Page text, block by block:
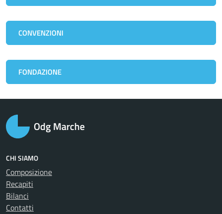
CONVENZIONI
FONDAZIONE
Odg Marche
CHI SIAMO
Composizione
Recapiti
Bilanci
Contatti